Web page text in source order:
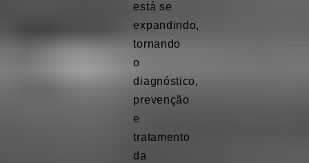
está se
expandindo,
tornando
o
diagnóstico,
prevenção
e
tratamento
da